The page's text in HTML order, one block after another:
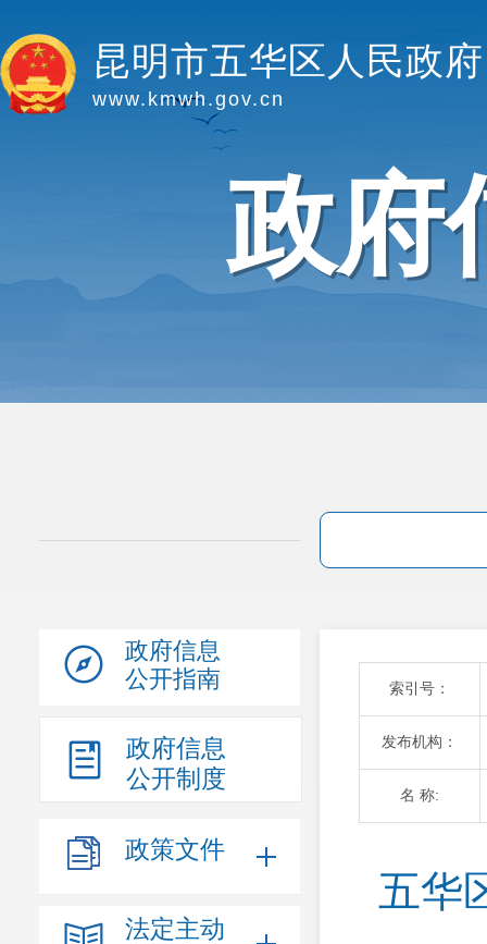
昆明市五华区人民政府
www.kmwh.gov.cn
政府
政府信息
公开指南
政府信息
公开制度
政策文件
法定主动
索引号：
发布机构：
名 称:
五华